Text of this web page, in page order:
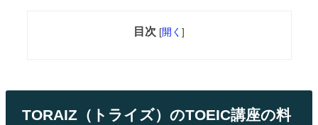
目次 [開く ]
TORAIZ（トライズ）のTOEIC講座の料